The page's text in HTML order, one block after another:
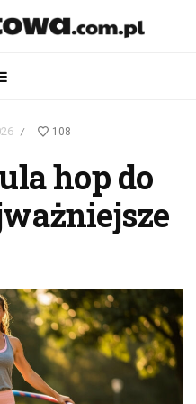
/ 108
hop do